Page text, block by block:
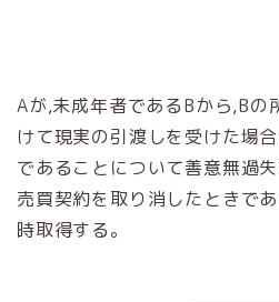
Aが,未成年者であるBから,Bの
けて現実の引渡しを受けた場
であることについて善意無過
売買契約を取り消したときで
時取得する。